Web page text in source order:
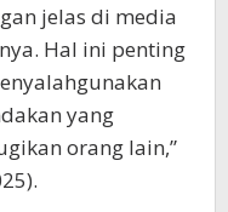
jelas di media
Hal ini penting
yang
orang lain,”